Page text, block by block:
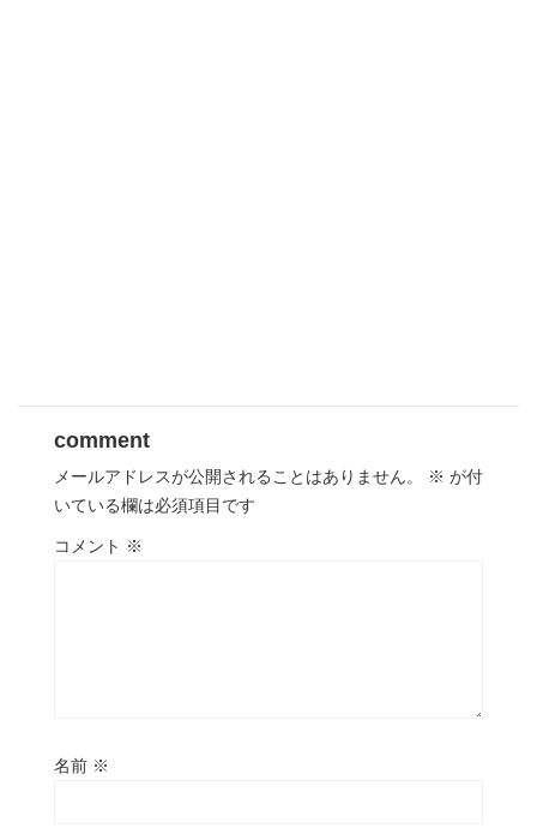
comment
メールアドレスが公開されることはありません。 ※ が付
いている欄は必須項目です
コメント ※
名前 ※